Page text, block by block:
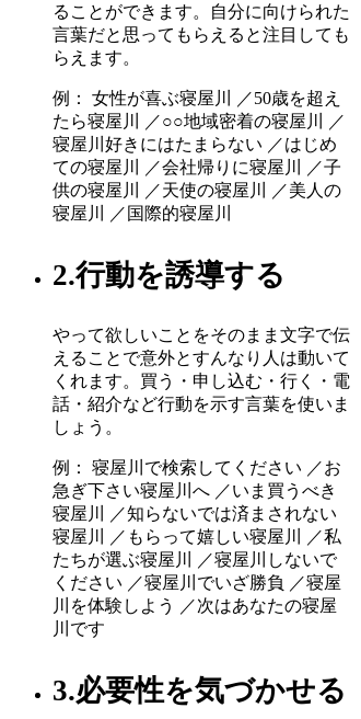
ることができます。自分に向けられた
言葉だと思ってもらえると注目しても
らえます。
例： 女性が喜ぶ寝屋川 ／50歳を超え
たら寝屋川 ／○○地域密着の寝屋川 ／
寝屋川好きにはたまらない ／はじめ
ての寝屋川 ／会社帰りに寝屋川 ／子
供の寝屋川 ／天使の寝屋川 ／美人の
寝屋川 ／国際的寝屋川
2.行動を誘導する
やって欲しいことをそのまま文字で伝
えることで意外とすんなり人は動いて
くれます。買う・申し込む・行く・電
話・紹介など行動を示す言葉を使いま
しょう。
例： 寝屋川で検索してください ／お
急ぎ下さい寝屋川へ ／いま買うべき
寝屋川 ／知らないでは済まされない
寝屋川 ／もらって嬉しい寝屋川 ／私
たちが選ぶ寝屋川 ／寝屋川しないで
ください ／寝屋川でいざ勝負 ／寝屋
川を体験しよう ／次はあなたの寝屋
川です
3.必要性を気づかせる